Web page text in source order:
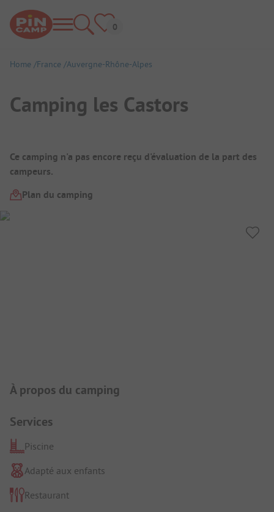
Home France Auvergne-Rhône-Alpes
Camping les Castors
Aperçu du camping
Ce camping n'a pas encore reçu d'évaluation de la part des
campeurs.
Plan du camping
Présentation du camping
À propos du camping
Services
Piscine
Adapté aux enfants
Restaurant